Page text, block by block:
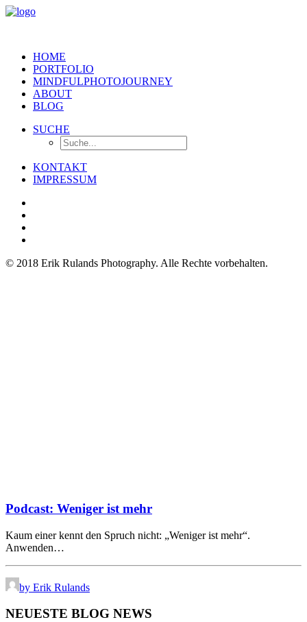
HOME
PORTFOLIO
MINDFULPHOTOJOURNEY
ABOUT
BLOG
SUCHE
KONTAKT
IMPRESSUM
© 2018 Erik Rulands Photography. Alle Rechte vorbehalten.
Podcast: Weniger ist mehr
Kaum einer kennt den Spruch nicht: „Weniger ist mehr“.
Anwenden…
by Erik Rulands
NEUESTE BLOG NEWS